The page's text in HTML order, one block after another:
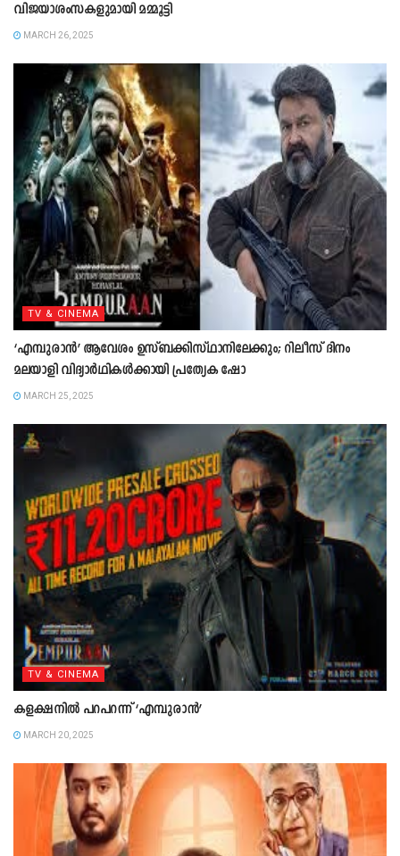
വിജയാശംസകളുമായി മമ്മൂട്ടി
MARCH 26, 2025
TV & CINEMA
‘എമ്പുരാൻ’ ആവേശം ഉസ്ബക്കിസ്ഥാനിലേക്കും; റിലീസ് ദിനം
മലയാളി വിദ്യാര്‍ഥികള്‍ക്കായി പ്രത്യേക ഷോ
MARCH 25, 2025
TV & CINEMA
കളക്ഷനില്‍ പറപറന്ന് ‘എമ്പുരാന്‍’
MARCH 20, 2025